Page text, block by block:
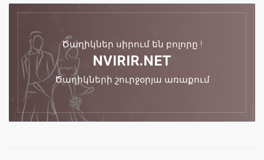
Ծաղիկներ սիրում են բոլորը !
NVIRIR.NET
Ծաղիկների շուրջօրյա առաքում